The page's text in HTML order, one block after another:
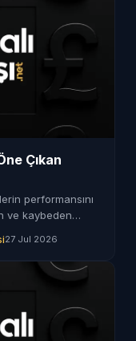
Çıkan
performansını
ve kaybeden
27 Jul 2026